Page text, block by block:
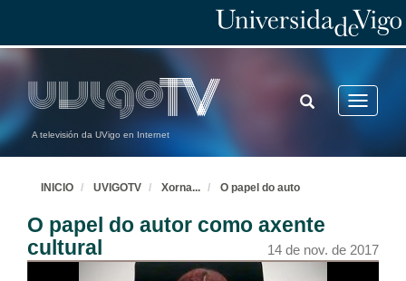
A televisión da UVigo en Internet
Toggle
TOGGLE
SEARCH
INICIO UVIGOTV Xorna... O papel do auto
O papel do autor como axente
cultural
14 de nov. de 2017